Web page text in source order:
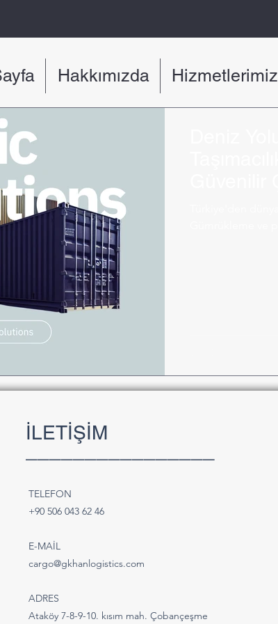
Hakkımızda Hizmetlerimiz
İLETİŞİM
________________
TELEFON
+90 506 043 62 46
E-MAİL
cargo@gkhanlogistics.com
ADRES
Ataköy 7-8-9-10. kısım mah. Çobançeşme